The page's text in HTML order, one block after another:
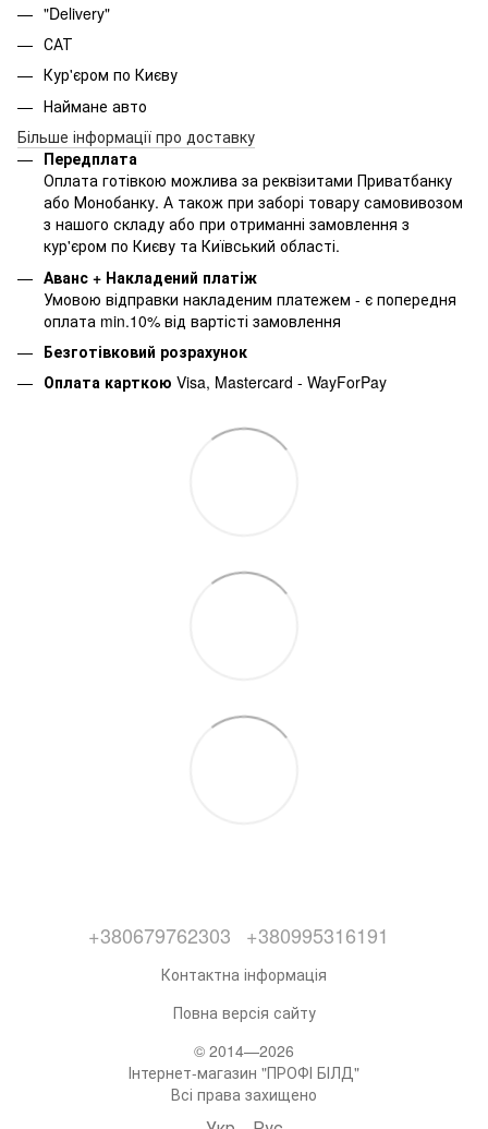
"Delivery"
САТ
Кур'єром по Києву
Наймане авто
Більше інформації про доставку
Передплата
Оплата готівкою можлива за реквізитами Приватбанку
або Монобанку. А також при заборі товару самовивозом
з нашого складу або при отриманні замовлення з
кур'єром по Києву та Київський області.
Аванс + Накладений платіж
Умовою відправки накладеним платежем - є попередня
оплата min.10% від вартісті замовлення
Безготівковий розрахунок
Оплата карткою Visa, Mastercard - WayForPay
+380679762303 +380995316191
Контактна інформація
Повна версія сайту
© 2014—2026
Інтернет-магазин "ПРОФІ БІЛД"
Всі права захищено